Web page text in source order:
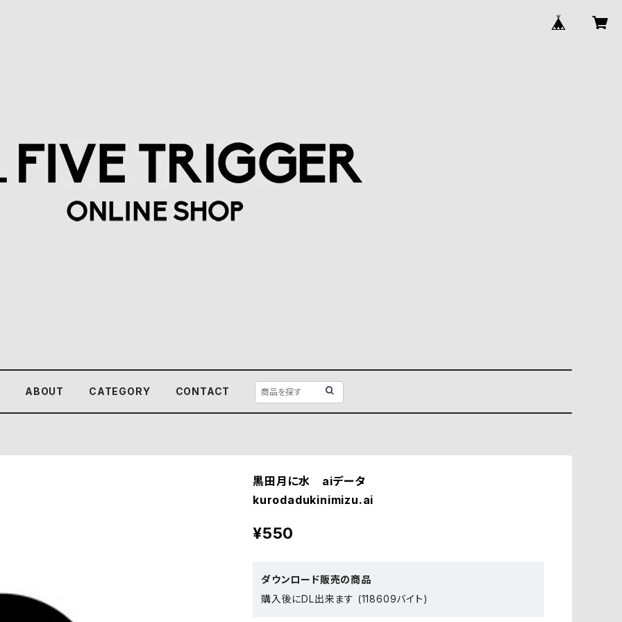
ABOUT CATEGORY CONTACT
黒田月に水 aiデータ
kurodadukinimizu.ai
¥550
ダウンロード販売の商品
購入後にDL出来ます (118609バイト)